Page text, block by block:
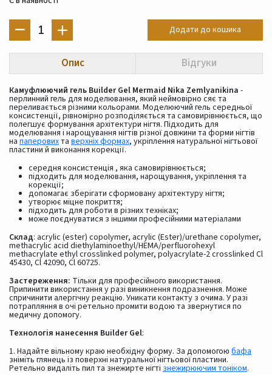
1 Додати до кошика
Опис Відгуки
Камуфлюючий гель Builder Gel Mermaid Nika Zemlyanikina -
перлинний гель для моделювання, який неймовірно сяє та
переливається різними кольорами. Моделюючий гель середньої
консистенції, рівномірно розподіляється та самовирівнюється, що
полегшує формування архітектури нігтя. Підходить для
моделювання і нарощування нігтів різної довжини та форми нігтів
на паперовихта верхніх формах, укріплення натуральної нігтьової
пластини й виконання корекції.
середня консистенція , яка самовирівнюється;
підходить для моделювання, нарощування, укріплення та
корекції;
допомагає зберігати сформовану архітектуру нігтя;
утворює міцне покриття;
підходить для роботи в різних техніках;
може поєднуватися з іншими професійними матеріалами
Склад: acrylic (ester) copolymer, acrylic (Ester)/urethane copolymer,
methacrylic acid diethylaminoethyl/HEMA/perfluorohexyl
methacrylate ethyl crosslinked polymer, polyacrylate-2 crosslinked Cl
45430, Cl 42090, Cl 60725.
Застереження: Тільки для професійного використання.
Припинити використання у разі виникнення подразнення. Може
спричинити алергічну реакцію. Уникати контакту з очима. У разі
потрапляння в очі ретельно промити водою та звернутися по
медичну допомогу.
Технологія нанесення Builder Gel:
1. Надайте вільному краю необхідну форму. За допомогою бафа
зніміть глянець із поверхні натуральної нігтьової пластини.
Ретельно видаліть пил та знежирте нігті знежирюючим тоніком.